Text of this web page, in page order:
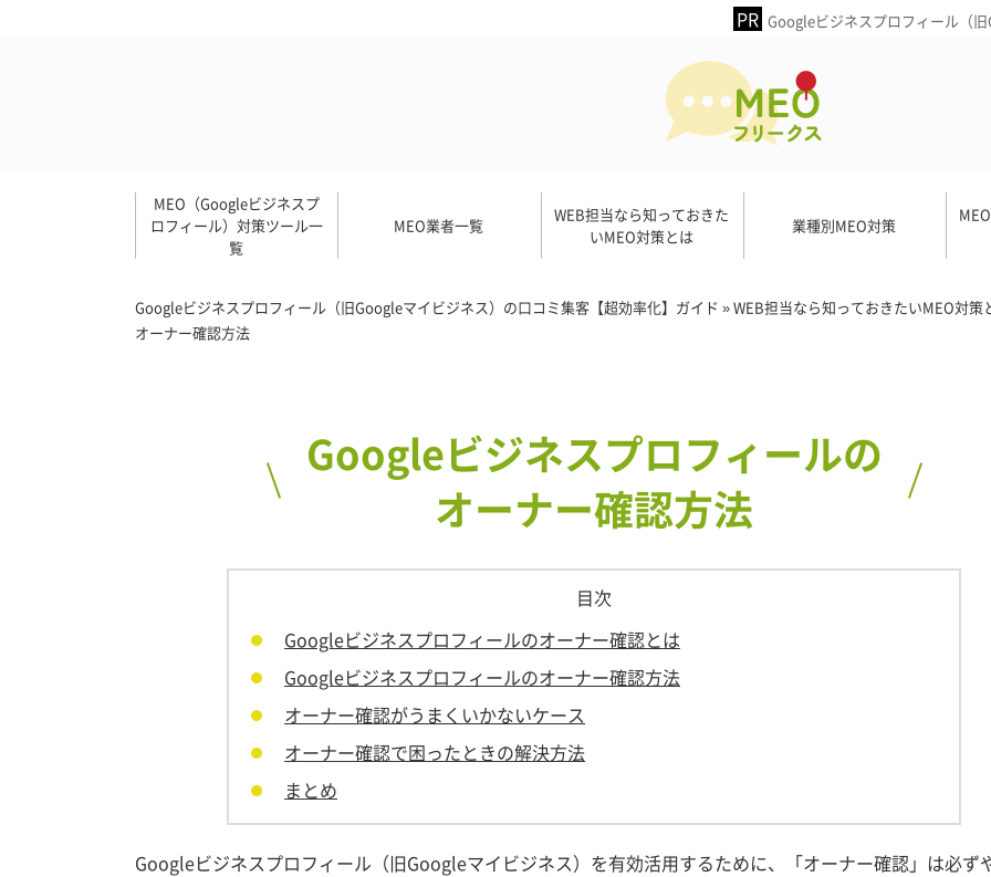
Googleビジネスプロフィール（
MEO（Googleビジネスプ
ロフィール）対策ツール一
覧
MEO業者一覧
WEB担当なら知っておきた
いMEO対策とは
業種別MEO対策
Googleビジネスプロフィール（旧Googleマイビジネス）の口コミ集客【超効率化】ガイド »WEB担当なら知っておきたいMEO対策
オーナー確認方法
Googleビジネスプロフィールの
オーナー確認方法
目次
Googleビジネスプロフィールのオーナー確認とは
Googleビジネスプロフィールのオーナー確認方法
オーナー確認がうまくいかないケース
オーナー確認で困ったときの解決方法
まとめ
Googleビジネスプロフィール（旧Googleマイビジネス）を有効活用するために、「オーナー確認」は必ず